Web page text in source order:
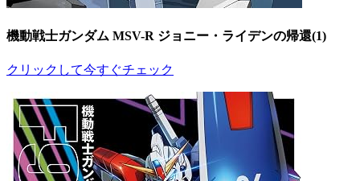
機動戦士ガンダム MSV-R ジョニー・ライデンの帰還(1)
クリックして今すぐチェック